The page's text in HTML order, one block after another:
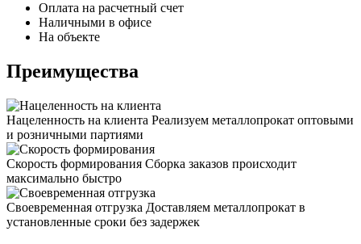
Оплата на расчетный счет
Наличными в офисе
На объекте
Преимущества
Нацеленность на клиента Реализуем металлопрокат оптовыми
и розничными партиями
Скорость формирования Сборка заказов происходит
максимально быстро
Своевременная отгрузка Доставляем металлопрокат в
установленные сроки без задержек